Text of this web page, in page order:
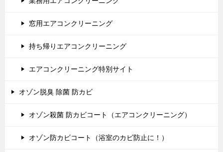
窓用エアコンクリーニング
持ち帰りエアコンクリーニング
エアコンクリーニング特別サイト
オゾン脱臭 除菌 防カビ
オゾン殺菌 防カビコート（エアコンクリーニング）
オゾン防カビコート（浴室のカビ防止に！）